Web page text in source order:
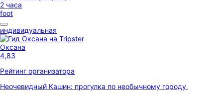
2 часа
foot
индивидуальная
Оксана
4,83
Рейтинг организатора
Неочевидный Кашин: прогулка по необычному городу